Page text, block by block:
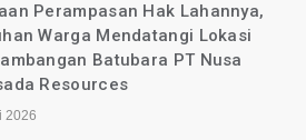
Perampasan Hak Lahannya,
Warga Mendatangi Lokasi
Batubara PT Nusa
Resources
2026